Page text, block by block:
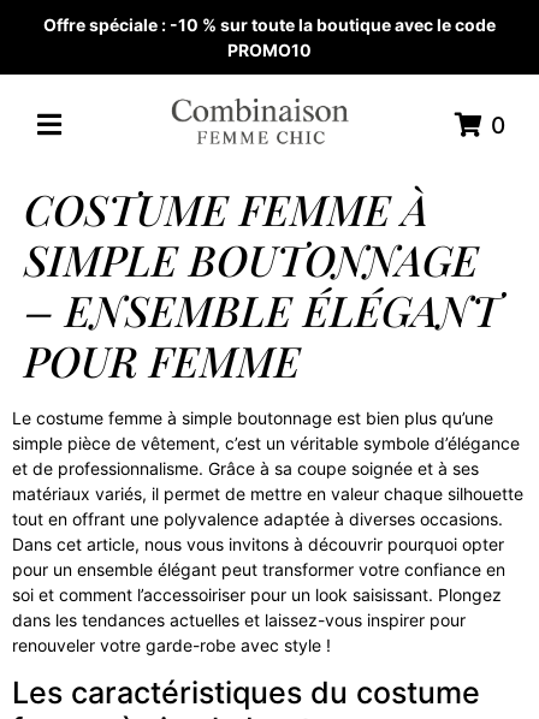
Offre spéciale : -10 % sur toute la boutique avec le code
PROMO10
0
COSTUME FEMME À
SIMPLE BOUTONNAGE
– ENSEMBLE ÉLÉGANT
POUR FEMME
Le costume femme à simple boutonnage est bien plus qu’une
simple pièce de vêtement, c’est un véritable symbole d’élégance
et de professionnalisme. Grâce à sa coupe soignée et à ses
matériaux variés, il permet de mettre en valeur chaque silhouette
tout en offrant une polyvalence adaptée à diverses occasions.
Dans cet article, nous vous invitons à découvrir pourquoi opter
pour un ensemble élégant peut transformer votre confiance en
soi et comment l’accessoiriser pour un look saisissant. Plongez
dans les tendances actuelles et laissez-vous inspirer pour
renouveler votre garde-robe avec style !
Les caractéristiques du costume